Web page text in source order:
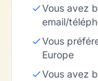
Vous avez
email/
Vous
Europe
Vous avez